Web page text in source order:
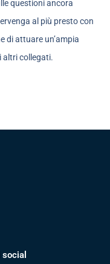
questioni ancora
al più presto con
di attuare un’ampia
altri collegati.